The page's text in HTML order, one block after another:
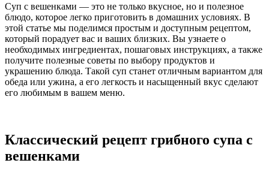
Суп с вешенками — это не только вкусное, но и полезное
блюдо, которое легко приготовить в домашних условиях. В
этой статье мы поделимся простым и доступным рецептом,
который порадует вас и ваших близких. Вы узнаете о
необходимых ингредиентах, пошаговых инструкциях, а также
получите полезные советы по выбору продуктов и
украшению блюда. Такой суп станет отличным вариантом для
обеда или ужина, а его легкость и насыщенный вкус сделают
его любимым в вашем меню.
Классический рецепт грибного супа с
вешенками